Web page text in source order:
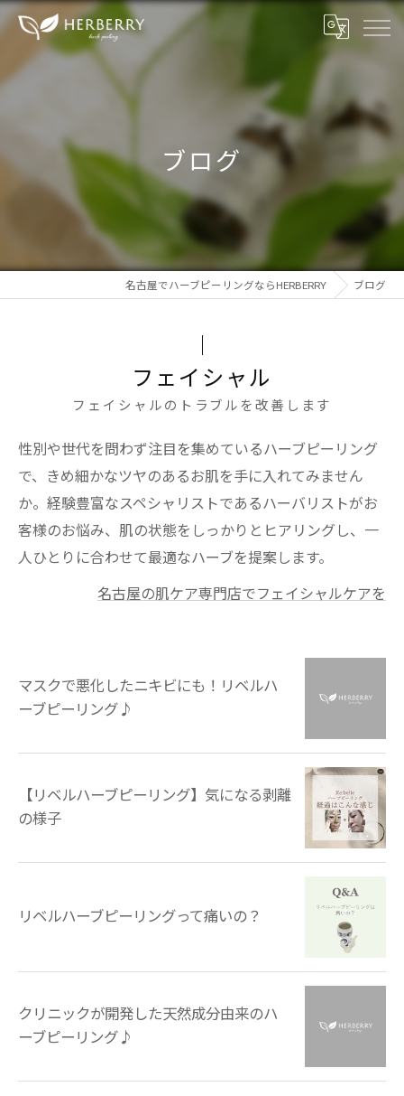
ブログ
名古屋でハーブピーリングならHERBERRY ブログ
フェイシャル
フェイシャルのトラブルを改善します
性別や世代を問わず注目を集めているハーブピーリング
で、きめ細かなツヤのあるお肌を手に入れてみません
か。経験豊富なスペシャリストであるハーバリストがお
客様のお悩み、肌の状態をしっかりとヒアリングし、一
人ひとりに合わせて最適なハーブを提案します。
名古屋の肌ケア専門店でフェイシャルケアを
マスクで悪化したニキビにも！リベルハ
ーブピーリング♪
【リベルハーブピーリング】気になる剥離
の様子
リベルハーブピーリングって痛いの？
クリニックが開発した天然成分由来のハ
ーブピーリング♪